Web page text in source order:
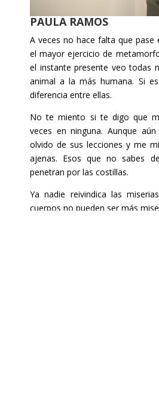
PAULA RAMOS
A veces no hace falta que
el mayor ejercicio de
el instante presente veo todas
animal a la más humana. Si
diferencia entre ellas.
No te miento si te digo que
veces en ninguna. Aunque
olvido de sus lecciones y me
ajenas. Esos que no sabes
penetran por las costillas.
Ya nadie reivindica las
cuerpos no pueden ser más